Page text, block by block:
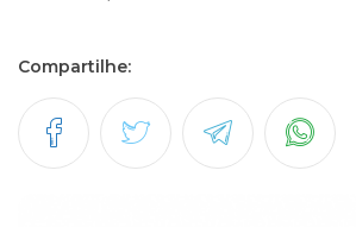
Compartilhe: